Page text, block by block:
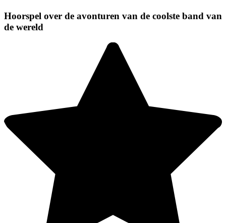
Hoorspel over de avonturen van de coolste band van
de wereld